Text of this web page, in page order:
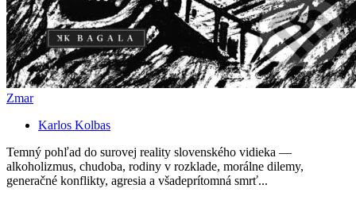
Zmar
Karlos Kolbas
Temný pohľad do surovej reality slovenského vidieka —
alkoholizmus, chudoba, rodiny v rozklade, morálne dilemy,
generačné konflikty, agresia a všadeprítomná smrť...